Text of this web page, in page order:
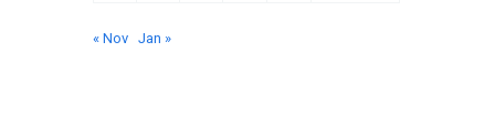
« Nov Jan »